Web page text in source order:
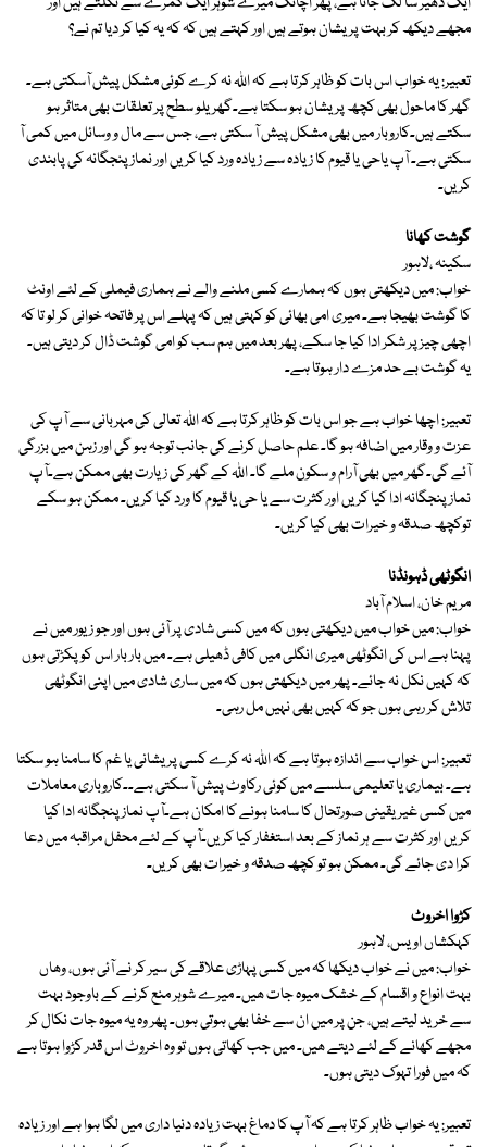
مجھے دیکھ کر بہت پریشان ہوتے ہیں اور کہتے ہیں کہ کہ یہ کیا کر دیا تم نے؟
تعبیر: یہ خواب اس بات کو ظاہر کرتا ہے کہ اللہ نہ کرے کوئی مشکل پیش آسکتی ہے۔
گھر کا ماحول بھی کچھ پریشان ہو سکتا ہے۔گھریلو سطح پر تعلقات بھی متاثر ہو
سکتے ہیں۔کاروبار میں بھی مشکل پیش آ سکتی ہے، جس سے مال و وسائل میں کمی آ
سکتی ہے۔ آپ یاحی یا قیوم کا زیادہ سے زیادہ ورد کیا کریں اور نماز پنجگانہ کی پابندی
کریں۔
گوشت کھانا
سکینہ ،لاہور
خواب: میں دیکھتی ہوں کہ ہمارے کسی ملنے والے نے ہماری فیملی کے لئے اونٹ
کا گوشت بھیجا ہے۔ میری امی بھائی کو کہتی ہیں کہ پہلے اس پر فاتحہ خوانی کر لو تا کہ
اچھی چیز پر شکر ادا کیا جا سکے، پھر بعد میں ہم سب کو امی گوشت ڈال کر دیتی ہیں۔
یہ گوشت بے حد مزے دار ہوتا ہے۔
تعبیر: اچھا خواب ہے جو اس بات کو ظاہر کرتا ہے کہ اللہ تعالی کی مہربانی سے آپ کی
عزت و وقار میں اضافہ ہو گا۔ علم حاصل کرنے کی جانب توجہ ہو گی اور زہن میں بزرگی
آئے گی۔گھر میں بھی آرام و سکون ملے گا۔ اللہ کے گھر کی زیارت بھی ممکن ہے۔آپ
نماز پنجگانہ ادا کیا کریں اور کثرت سے یا حی یا قیوم کا ورد کیا کریں۔ ممکن ہو سکے
توکچھ صدقہ و خیرات بھی کیا کریں۔
انگوٹھی ڈہونڈنا
مریم خان، اسلام آباد
خواب: میں خواب میں دیکھتی ہوں کہ میں کسی شادی پر آئی ہوں اور جو زیور میں نے
پہنا ہے اس کی انگوٹھی میری انگلی میں کافی ڈھیلی ہے۔ میں بار بار اس کو پکڑتی ہوں
کہ کہیں نکل نہ جائے۔ پھر میں دیکھتی ہوں کہ میں ساری شادی میں اپنی انگوٹھی
تلاش کر رہی ہوں جو کہ کہیں بھی نہیں مل رہی۔
تعبیر: اس خواب سے اندازہ ہوتا ہے کہ اللہ نہ کرے کسی پریشانی یا غم کا سامنا ہو سکتا
ہے۔ بیماری یا تعلیمی سلسے میں کوئی رکاوٹ پیش آ سکتی ہے۔۔کاروباری معاملات
میں کسی غیر یقینی صورتحال کا سامنا ہونے کا امکان ہے۔آپ نماز پنجگانہ ادا کیا
کریں اور کثرت سے ہر نماز کے بعد استغفار کیا کریں۔آپ کے لئے محفل مراقبہ میں دعا
کرا دی جائے گی۔ ممکن ہو تو کچھ صدقہ و خیرات بھی کریں۔
کڑوا اخروٹ
کہکشاں اویس، لاہور
خواب: میں نے خواب دیکھا کہ میں کسی پہاڑی علاقے کی سیر کر نے آئی ہوں، وھاں
بہت انواع و اقسام کے خشک میوہ جات ھیں۔ میرے شوہر منع کرنے کے باوجود بہت
سے خرید لیتے ہیں، جن پر میں ان سے خفا بھی ہوتی ہوں۔ پھر وہ یہ میوہ جات نکال کر
مجھے کھانے کے لئے دیتے ھیں۔ میں جب کھاتی ہوں تو وہ اخروٹ اس قدر کڑوا ہوتا ہے
کہ میں فورا تہوک دیتی ہوں۔
تعبیر: یہ خواب ظاہر کرتا ہے کہ آپ کا دماغ بہت زیادہ دنیا داری میں لگا ہوا ہے اور زیادہ